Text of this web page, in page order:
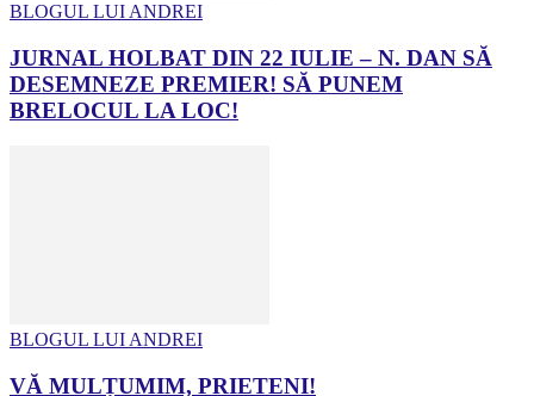
BLOGUL LUI ANDREI
JURNAL HOLBAT DIN 22 IULIE – N. DAN SĂ
DESEMNEZE PREMIER! SĂ PUNEM
BRELOCUL LA LOC!
BLOGUL LUI ANDREI
VĂ MULȚUMIM, PRIETENI!